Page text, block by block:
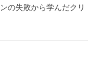
の失敗から学んだクリ